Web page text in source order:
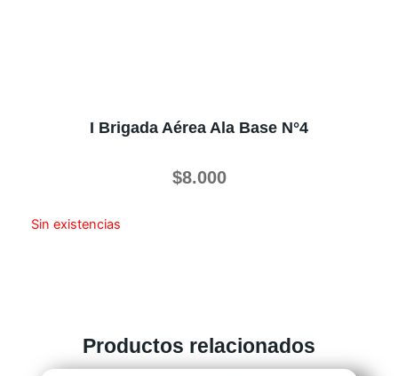
I Brigada Aérea Ala Base N°4
$8.000
Sin existencias
Productos relacionados